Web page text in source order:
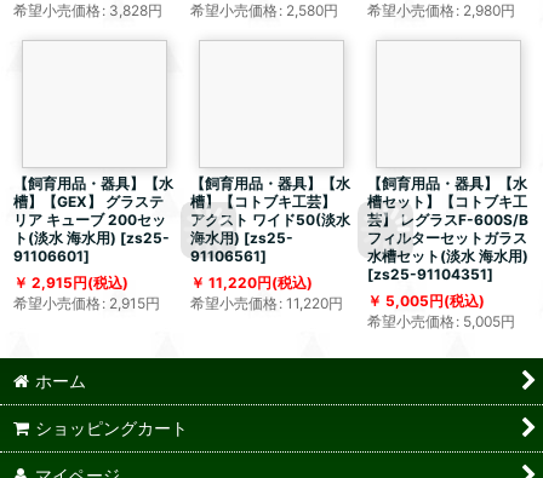
希望小売価格: 3,828円
希望小売価格 : 2,580円
希望小売価格: 2,980円
【飼育用品・器具】【水
槽】【GEX】 グラステ
リア キューブ 200セッ
ト(淡水 海水用) [zs25-
91106601]
2,915円(税込)
希望小売価格: 2,915円
【飼育用品・器具】【水
槽】【コトブキ工芸】
アクスト ワイド50(淡水
海水用) [zs25-
91106561]
11,220円(税込)
希望小売価格: 11,220円
【飼育用品・器具】【水
槽セット】【コトブキ工
芸】 レグラスF-600S/B
フィルターセットガラス
水槽セット(淡水 海水用)
[zs25-91104351]
5,005円(税込)
希望小売価格: 5,005円
ホーム
ショッピングカート